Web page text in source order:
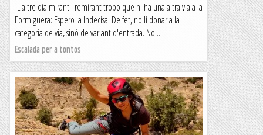
L'altre dia mirant i remirant trobo que hi ha una altra via a la
Formiguera: Espero la Indecisa. De fet, no li donaria la
categoria de via, sinó de variant d'entrada. No...
Escalada per a tontos